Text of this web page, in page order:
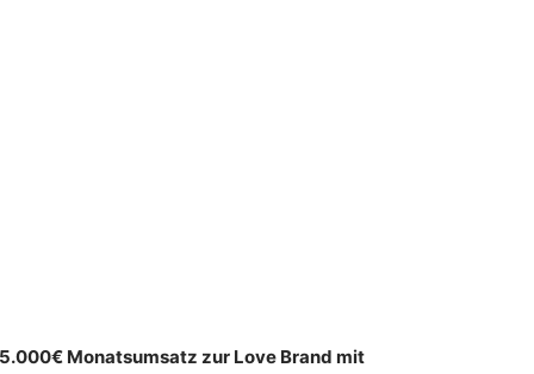
Monatsumsatz zur Love Brand mit